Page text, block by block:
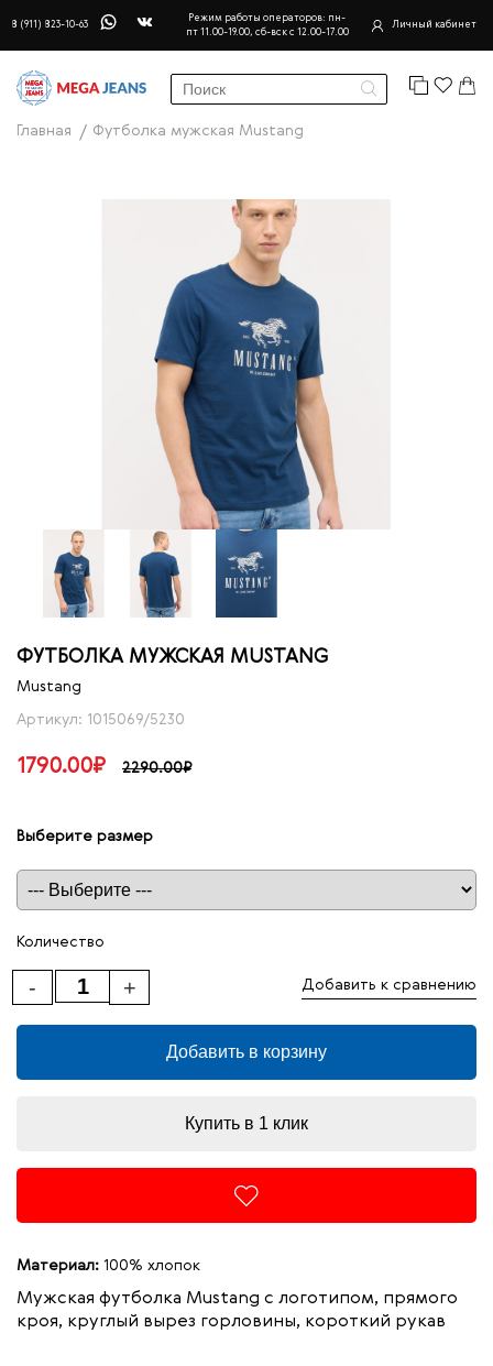
8 (911) 823-10-63
Режим работы операторов: пн-
пт 11.00-19.00, сб-вск с 12.00-17.00
Личный кабинет
Главная Футболка мужская Mustang
ФУТБОЛКА МУЖСКАЯ MUSTANG
Mustang
Артикул: 1015069/5230
1790.00₽ 2290.00₽
Выберите размер
Таблица размеров
Количество
+
- Добавить к сравнению
Добавить в корзину
Купить в 1 клик
Материал: 100% хлопок
Мужская футболка Mustang с логотипом, прямого
кроя, круглый вырез горловины, короткий рукав